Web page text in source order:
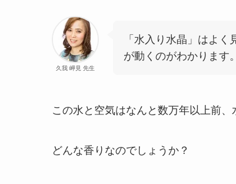
久我 岬見 先生
「水入り水晶」はよ
が動くのがわかります。
この水と空気はなんと数万年以上前
どんな香りなのでしょうか？